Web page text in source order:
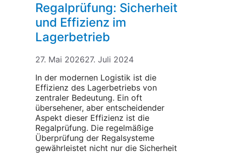
Regalprüfung: Sicherheit
und Effizienz im
Lagerbetrieb
27. Mai 202627. Juli 2024
In der modernen Logistik ist die
Effizienz des Lagerbetriebs von
zentraler Bedeutung. Ein oft
übersehener, aber entscheidender
Aspekt dieser Effizienz ist die
Regalprüfung. Die regelmäßige
Überprüfung der Regalsysteme
gewährleistet nicht nur die Sicherheit